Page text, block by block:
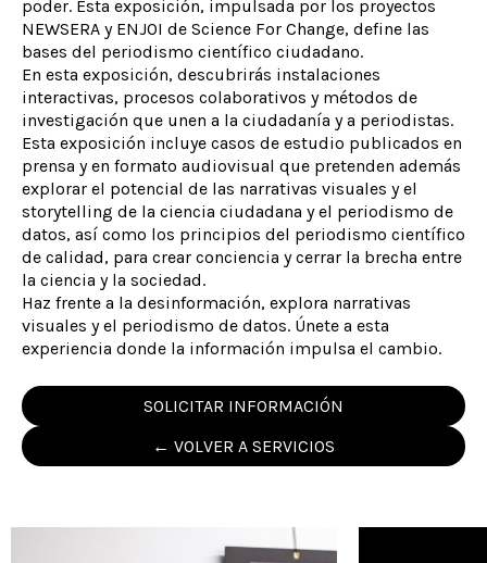
poder. Esta exposición, impulsada por los proyectos
NEWSERA y ENJOI de Science For Change, define las
bases del periodismo científico ciudadano.
En esta exposición, descubrirás instalaciones
interactivas, procesos colaborativos y métodos de
investigación que unen a la ciudadanía y a periodistas.
Esta exposición incluye casos de estudio publicados en
prensa y en formato audiovisual que pretenden además
explorar el potencial de las narrativas visuales y el
storytelling de la ciencia ciudadana y el periodismo de
datos, así como los principios del periodismo científico
de calidad, para crear conciencia y cerrar la brecha entre
la ciencia y la sociedad.
Haz frente a la desinformación, explora narrativas
visuales y el periodismo de datos. Únete a esta
experiencia donde la información impulsa el cambio.
SOLICITAR INFORMACIÓN
← VOLVER A SERVICIOS